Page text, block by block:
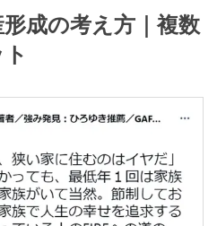
成の考え方｜複数